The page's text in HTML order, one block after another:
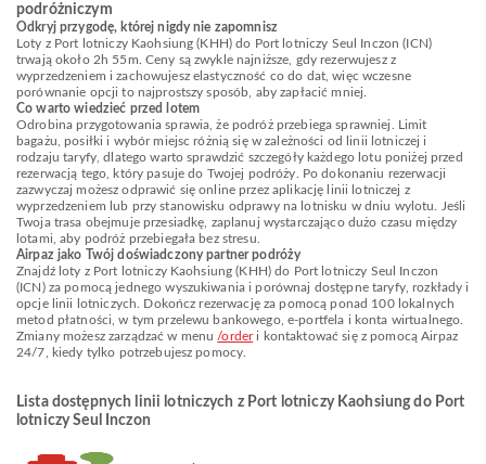
podróżniczym
Odkryj przygodę, której nigdy nie zapomnisz
Loty z Port lotniczy Kaohsiung (KHH) do Port lotniczy Seul Inczon (ICN)
trwają około 2h 55m. Ceny są zwykle najniższe, gdy rezerwujesz z
wyprzedzeniem i zachowujesz elastyczność co do dat, więc wczesne
porównanie opcji to najprostszy sposób, aby zapłacić mniej.
Co warto wiedzieć przed lotem
Odrobina przygotowania sprawia, że podróż przebiega sprawniej. Limit
bagażu, posiłki i wybór miejsc różnią się w zależności od linii lotniczej i
rodzaju taryfy, dlatego warto sprawdzić szczegóły każdego lotu poniżej przed
rezerwacją tego, który pasuje do Twojej podróży. Po dokonaniu rezerwacji
zazwyczaj możesz odprawić się online przez aplikację linii lotniczej z
wyprzedzeniem lub przy stanowisku odprawy na lotnisku w dniu wylotu. Jeśli
Twoja trasa obejmuje przesiadkę, zaplanuj wystarczająco dużo czasu między
lotami, aby podróż przebiegała bez stresu.
Airpaz jako Twój doświadczony partner podróży
Znajdź loty z Port lotniczy Kaohsiung (KHH) do Port lotniczy Seul Inczon
(ICN) za pomocą jednego wyszukiwania i porównaj dostępne taryfy, rozkłady i
opcje linii lotniczych. Dokończ rezerwację za pomocą ponad 100 lokalnych
metod płatności, w tym przelewu bankowego, e-portfela i konta wirtualnego.
Zmiany możesz zarządzać w menu /orderi kontaktować się z pomocą Airpaz
24/7, kiedy tylko potrzebujesz pomocy.
Lista dostępnych linii lotniczych z Port lotniczy Kaohsiung do Port
lotniczy Seul Inczon